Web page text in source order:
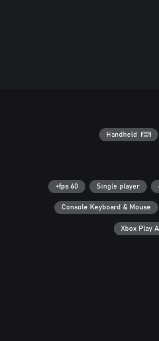
Handheld
Single player
60 fps+
Console Keyboard & Mouse
Xbox Play